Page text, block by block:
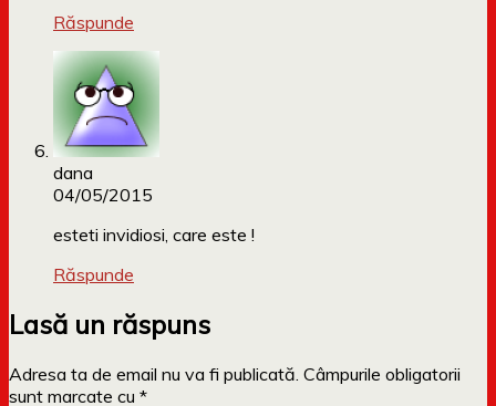
Răspunde
dana
04/05/2015
esteti invidiosi, care este !
Răspunde
Lasă un răspuns
Adresa ta de email nu va fi publicată. Câmpurile obligatorii
sunt marcate cu *